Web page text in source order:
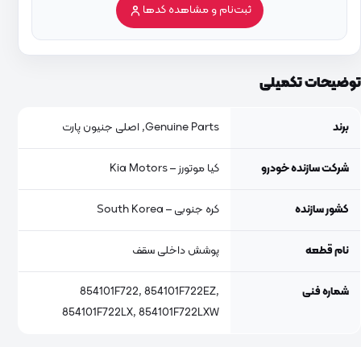
ثبت‌نام و مشاهده کدها
توضیحات تکمیلی
برند Genuine Parts, اصلی جنیون پارت
شرکت سازنده خودرو کیا موتورز – Kia Motors
کشور سازنده کره جنوبی – South Korea
نام قطعه پوشش داخلی سقف
شماره فنی
854101F722, 854101F722EZ,
854101F722LX, 854101F722LXW